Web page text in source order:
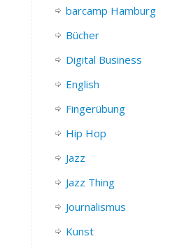
barcamp Hamburg
Bücher
Digital Business
English
Fingerübung
Hip Hop
Jazz
Jazz Thing
Journalismus
Kunst